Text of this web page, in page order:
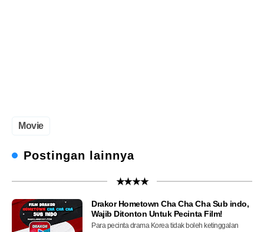
Movie
Postingan lainnya
★★★★
Drakor Hometown Cha Cha Cha Sub indo,
Wajib Ditonton Untuk Pecinta Film!
Para pecinta drama Korea tidak boleh ketinggalan